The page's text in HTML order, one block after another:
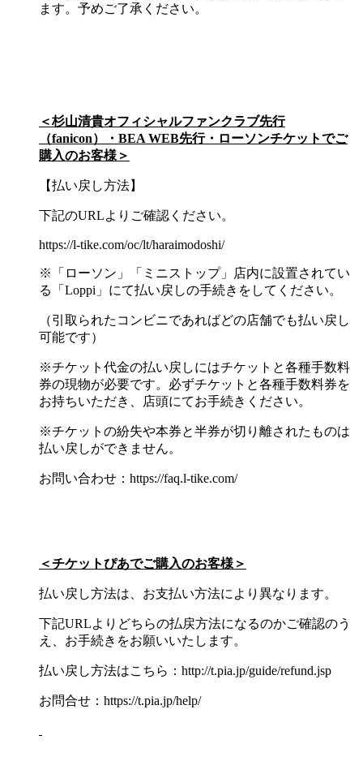
ます。予めご了承ください。
＜杉山清貴オフィシャルファンクラブ先行
（fanicon）・BEA WEB先行・ローソンチケットでご
購入のお客様＞
【払い戻し方法】
下記のURLよりご確認ください。
https://l-tike.com/oc/lt/haraimodoshi/
※「ローソン」「ミニストップ」店内に設置されてい
る「Loppi」にて払い戻しの手続きをしてください。
（引取られたコンビニであればどの店舗でも払い戻し
可能です）
※チケット代金の払い戻しにはチケットと各種手数料
券の現物が必要です。必ずチケットと各種手数料券を
お持ちいただき、店頭にてお手続きください。
※チケットの紛失や本券と半券が切り離されたものは
払い戻しができません。
お問い合わせ：https://faq.l-tike.com/
＜チケットぴあでご購入のお客様＞
払い戻し方法は、お支払い方法により異なります。
下記URLよりどちらの払戻方法になるのかご確認のう
え、お手続きをお願いいたします。
払い戻し方法はこちら：http://t.pia.jp/guide/refund.jsp
お問合せ：https://t.pia.jp/help/